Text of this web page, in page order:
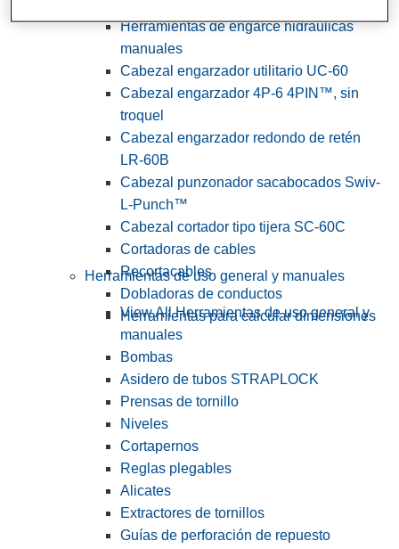
Herramientas de engarce hidráulicas
manuales
Cabezal engarzador utilitario UC-60
Cabezal engarzador 4P-6 4PIN™, sin
troquel
Cabezal engarzador redondo de retén
LR-60B
Cabezal punzonador sacabocados Swiv-
L-Punch™
Cabezal cortador tipo tijera SC-60C
Cortadoras de cables
Recortacables
Dobladoras de conductos
Herramientas para calcular dimensiones
Herramientas de uso general y manuales
View All Herramientas de uso general y
manuales
Bombas
Asidero de tubos STRAPLOCK
Prensas de tornillo
Niveles
Cortapernos
Reglas plegables
Alicates
Extractores de tornillos
Guías de perforación de repuesto